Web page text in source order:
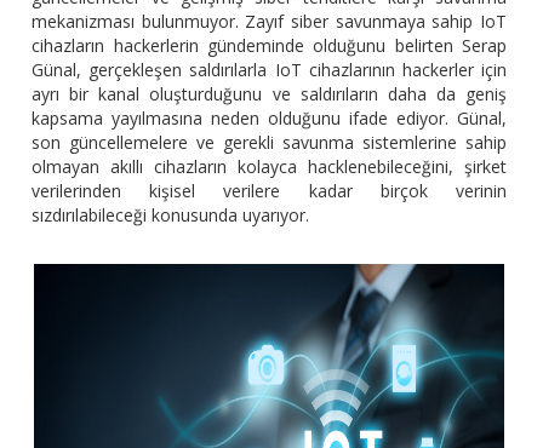
mekanizması bulunmuyor. Zayıf siber savunmaya sahip IoT
cihazların hackerlerin gündeminde olduğunu belirten Serap
Günal, gerçekleşen saldırılarla IoT cihazlarının hackerler için
ayrı bir kanal oluşturduğunu ve saldırıların daha da geniş
kapsama yayılmasına neden olduğunu ifade ediyor. Günal,
son güncellemelere ve gerekli savunma sistemlerine sahip
olmayan akıllı cihazların kolayca hacklenebileceğini, şirket
verilerinden kişisel verilere kadar birçok verinin
sızdırılabileceği konusunda uyarıyor.